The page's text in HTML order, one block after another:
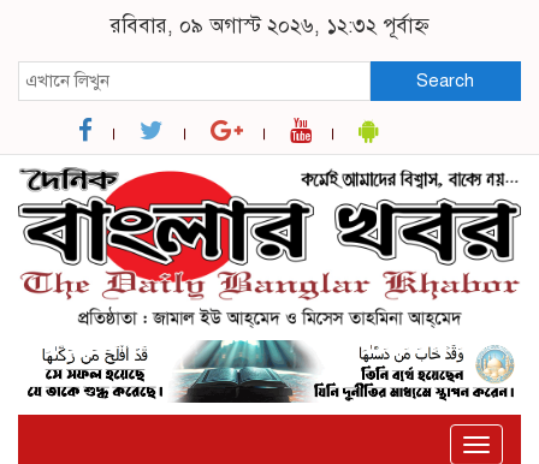
রবিবার, ০৯ অগাস্ট ২০২৬, ১২:৩২ পূর্বাহ্ন
Search
Toggle